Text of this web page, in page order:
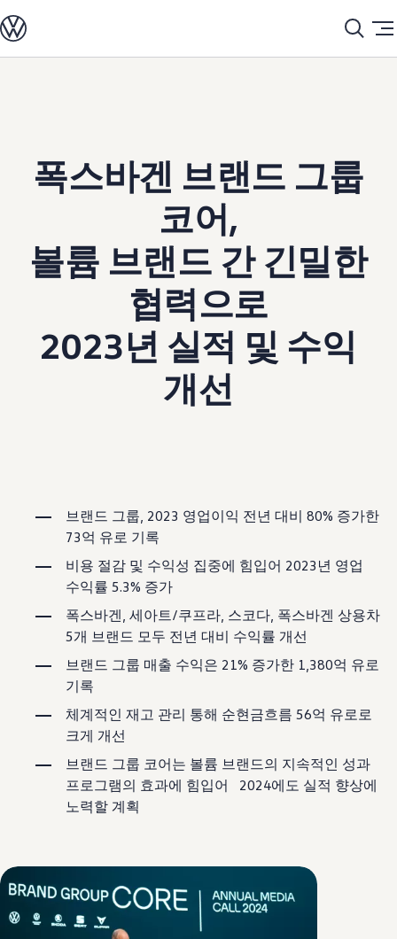
ID. 모델
EV 스마트케어
ID. Sound
지속 가능성
ID. 라이프 사이클 진단
재활용 공정
테크놀로지
운전자 보조 시스템
안전 및 편의 사양
My Volkswagen App
온라인 서비스 예약
사고수리 견적 서비스
서비스 및 부품
서비스 플러스
서비스 패키지
보증 연장 프로그램
내비게이션 업데이트
장거리 운행
이전 모델
액세서리
차량용
라이프스타일
도움이 필요하신가요?
고객 지원 센터
사고 고장 가이드
FAQ
프로모션 & 뉴스
뉴스
이달의 프로모션
폭스바겐 인증 중고차
Home
2024-03-15 | News 2024 | 뉴스 | Promotion & News | Volkswagen
폭스바겐 브랜드 그룹
코어,
볼륨 브랜드 간 긴밀한
협력으로
2023년 실적 및 수익
개선
브랜드 그룹, 2023 영업이익 전년 대비 80% 증가한
73억 유로 기록
비용 절감 및 수익성 집중에 힘입어 2023년 영업
수익률 5.3% 증가
폭스바겐, 세아트/쿠프라, 스코다, 폭스바겐 상용차
5개 브랜드 모두 전년 대비 수익률 개선
브랜드 그룹 매출 수익은 21% 증가한 1,380억 유로
기록
체계적인 재고 관리 통해 순현금흐름 56억 유로로
크게 개선
브랜드 그룹 코어는 볼륨 브랜드의 지속적인 성과
프로그램의 효과에 힘입어 2024에도 실적 향상에
노력할 계획